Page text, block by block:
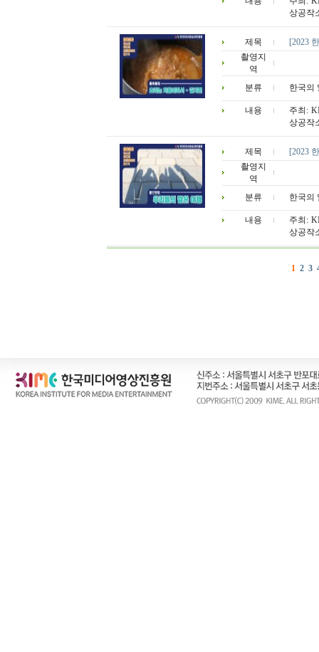
상공작
제목
[2023
촬영지
역
분류
한국의
내용
주최:
상공작
제목
[2023
촬영지
역
분류
한국의
내용
주최:
상공작
1 2 3